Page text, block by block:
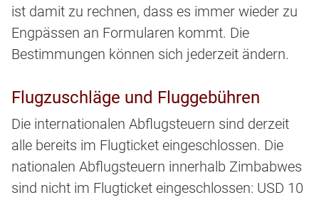
ist damit zu rechnen, dass es immer wieder zu
Engpässen an Formularen kommt. Die
Bestimmungen können sich jederzeit ändern.
Flugzuschläge und Fluggebühren
Die internationalen Abflugsteuern sind derzeit
alle bereits im Flugticket eingeschlossen. Die
nationalen Abflugsteuern innerhalb Zimbabwes
sind nicht im Flugticket eingeschlossen: USD 10